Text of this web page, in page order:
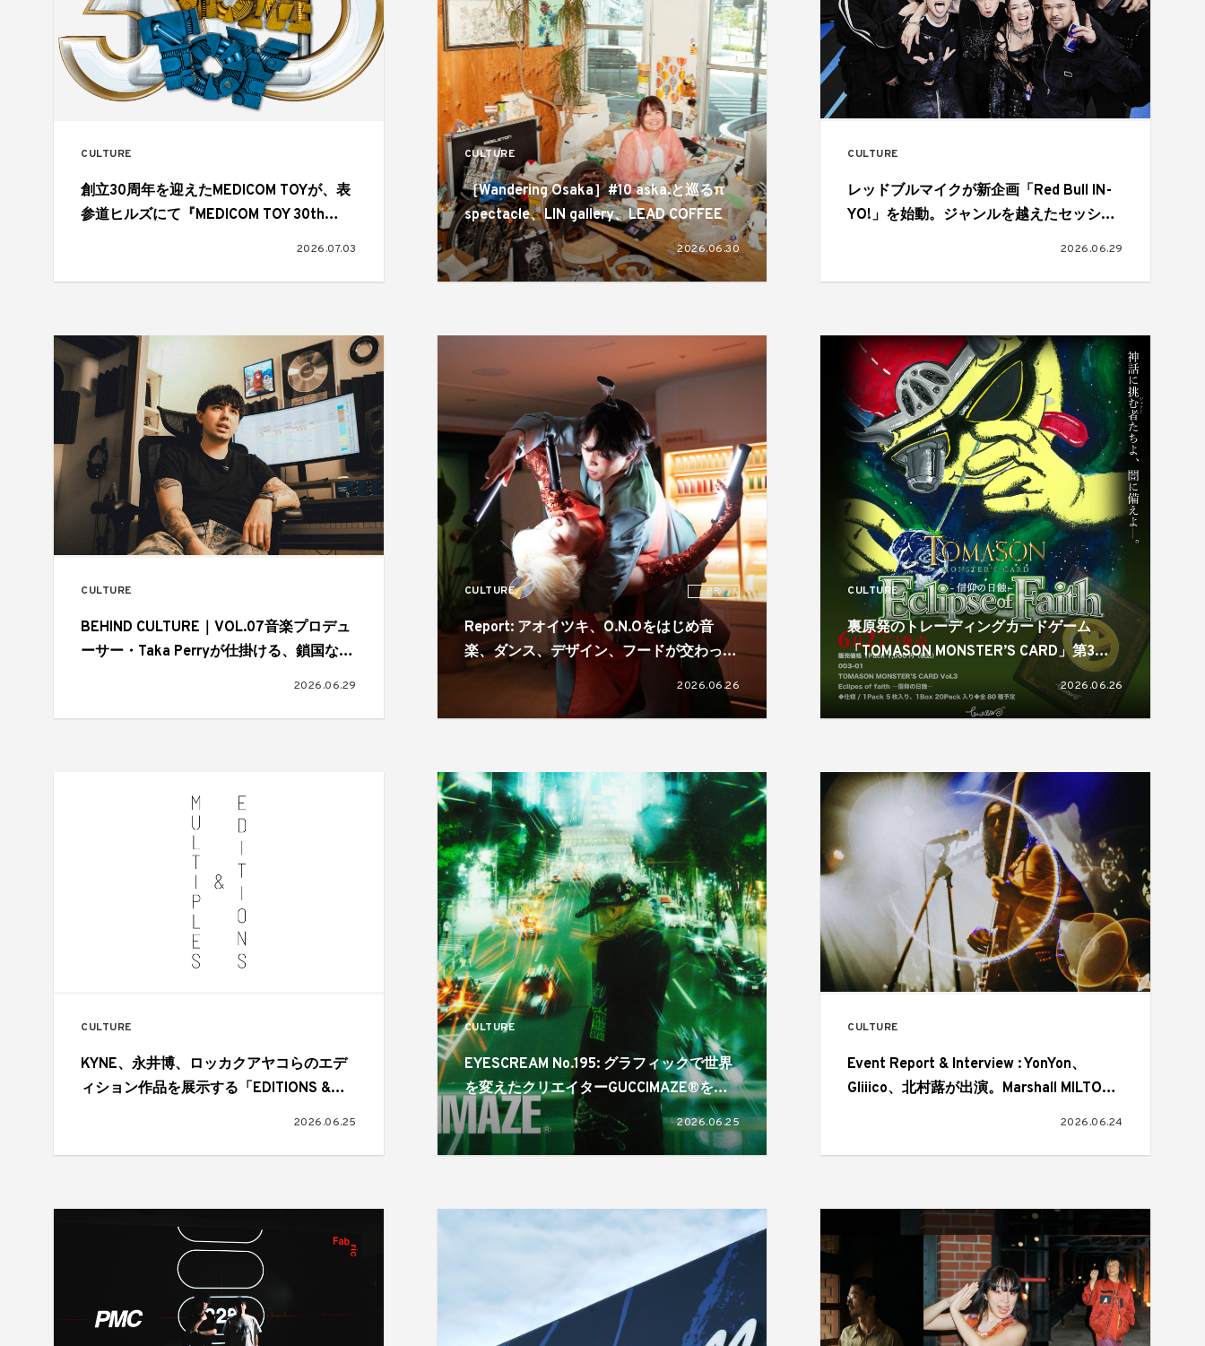
CULTURE
創立30周年を迎えたMEDICOM TOYが、表
参道ヒルズにて『MEDICOM TOY 30th
2026.07.03
CULTURE
［Wandering Osaka］#10 aska.と巡るπ
spectacle、LIN gallery、LEAD COFFEE
2026.06.30
CULTURE
レッドブルマイクが新企画「Red Bull IN-
YO!」を始動。ジャンルを越えたセッショ
2026.06.29
CULTURE
BEHIND CULTURE｜VOL.07音楽プロデュ
ーサー・Taka Perryが仕掛ける、鎖国なき
2026.06.29
CULTURE PR
Report: アオイツキ、O.N.Oをはじめ音
楽、ダンス、デザイン、フードが交わった
「IQOS ‘REMIX YOUR STYLE’ NIGHT」。
コラボレーターには真鍋大度を起用
2026.06.26
CULTURE
裏原発のトレーディングカードゲーム
「TOMASON MONSTER’S CARD」第3弾
パックがリリース！
2026.06.26
CULTURE
KYNE、永井博、ロッカクアヤコらのエデ
ィション作品を展示する「EDITIONS &
2026.06.25
CULTURE
EYESCREAM No.195: グラフィックで世界
を変えたクリエイターGUCCIMAZE®を特
集! 6月1日発売
2026.06.25
CULTURE
Event Report & Interview : YonYon、
Gliiico、北村蕗が出演。Marshall MILTON
2026.06.24